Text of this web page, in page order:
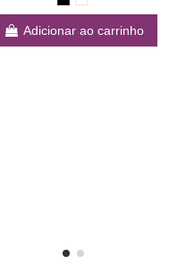
Adicionar ao carrinho